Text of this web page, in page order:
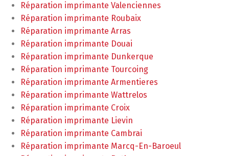
Réparation imprimante Valenciennes
Réparation imprimante Roubaix
Réparation imprimante Arras
Réparation imprimante Douai
Réparation imprimante Dunkerque
Réparation imprimante Tourcoing
Réparation imprimante Armentieres
Réparation imprimante Wattrelos
Réparation imprimante Croix
Réparation imprimante Lievin
Réparation imprimante Cambrai
Réparation imprimante Marcq-En-Baroeul